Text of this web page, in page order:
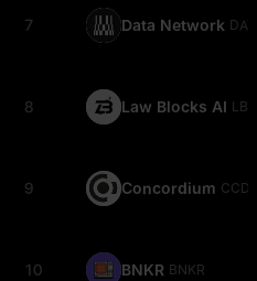
7 Data Network DATA
8 Law Blocks AI LBT
9 Concordium CCD
10 BNKR BNKR